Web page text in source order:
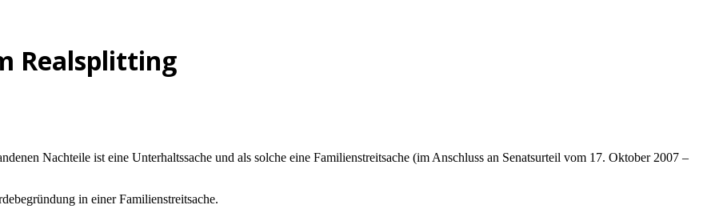
Realsplitting
Nachteile ist eine Unterhaltssache und als solche eine Familienstreitsache (im Anschluss an Senatsurteil vom 17. Oktober 2007 –
in einer Familienstreitsache.